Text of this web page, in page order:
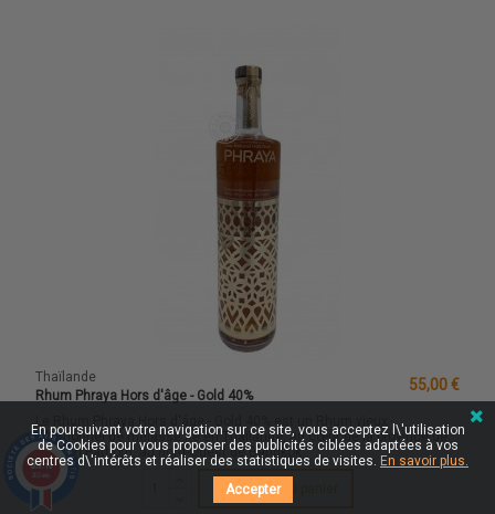
Thaïlande
Rhum Phraya Hors d'âge - Gold 40%
55,00 €
Le Rhum Phraya Hors d'âge - Gold 40% est un Rhum vieux
traditionnel de mélasse né en Thaïlande, au cœur de la province de
Nakhon Pathom, au nord-Ouest de Bangkok.
Ajouter au panier
En poursuivant votre navigation sur ce site, vous acceptez l\'utilisation
de Cookies pour vous proposer des publicités ciblées adaptées à vos
centres d\'intérêts et réaliser des statistiques de visites. En savoir plus.
Accepter
9.7/10
263 avis